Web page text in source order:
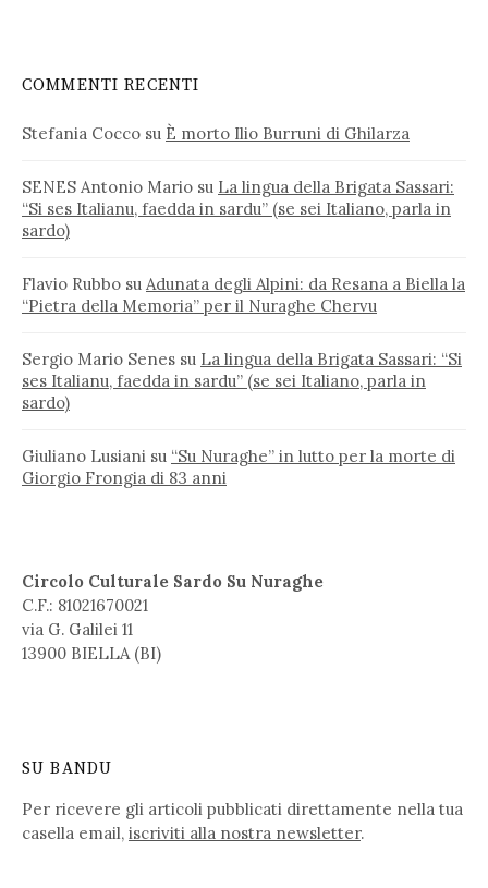
COMMENTI RECENTI
Stefania Cocco su È morto Ilio Burruni di Ghilarza
SENES Antonio Mario su La lingua della Brigata Sassari:
“Si ses Italianu, faedda in sardu” (se sei Italiano, parla in
sardo)
Flavio Rubbo su Adunata degli Alpini: da Resana a Biella la
“Pietra della Memoria” per il Nuraghe Chervu
Sergio Mario Senes su La lingua della Brigata Sassari: “Si
ses Italianu, faedda in sardu” (se sei Italiano, parla in
sardo)
Giuliano Lusiani su “Su Nuraghe” in lutto per la morte di
Giorgio Frongia di 83 anni
Circolo Culturale Sardo Su Nuraghe
C.F.: 81021670021
via G. Galilei 11
13900 BIELLA (BI)
SU BANDU
Per ricevere gli articoli pubblicati direttamente nella tua
casella email, iscriviti alla nostra newsletter.